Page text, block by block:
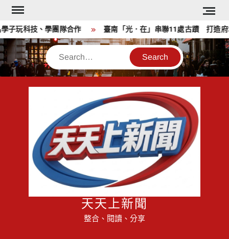
Skip
content
科技、學團隊合作 臺南「光．在」串聯11處古蹟 打造府城
Search
天天上新聞
整合、閱讀、分享